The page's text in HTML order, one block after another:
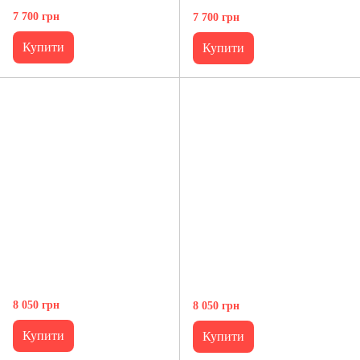
7 700 грн
Купити
7 700 грн
Купити
8 050 грн
Купити
8 050 грн
Купити